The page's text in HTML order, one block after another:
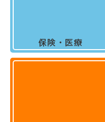
保険・医療